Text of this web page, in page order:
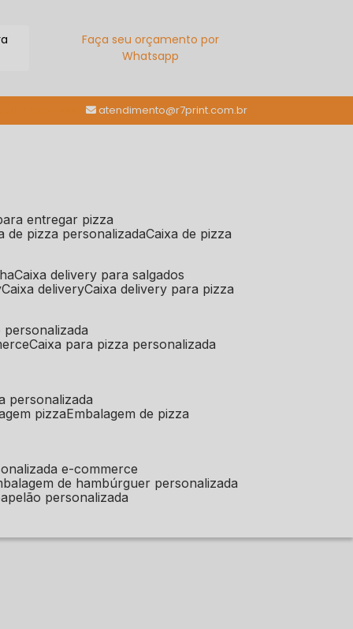
Faça seu orçamento por
Whatsapp
atendimento@r7print.com.br
entregar pizza
de pizza personalizada caixa de pizza
caixa delivery para salgados
caixa delivery caixa delivery para pizza
personalizada
caixa para pizza personalizada
personalizada
pizza embalagem de pizza
e-commerce
de hambúrguer personalizada
personalizada